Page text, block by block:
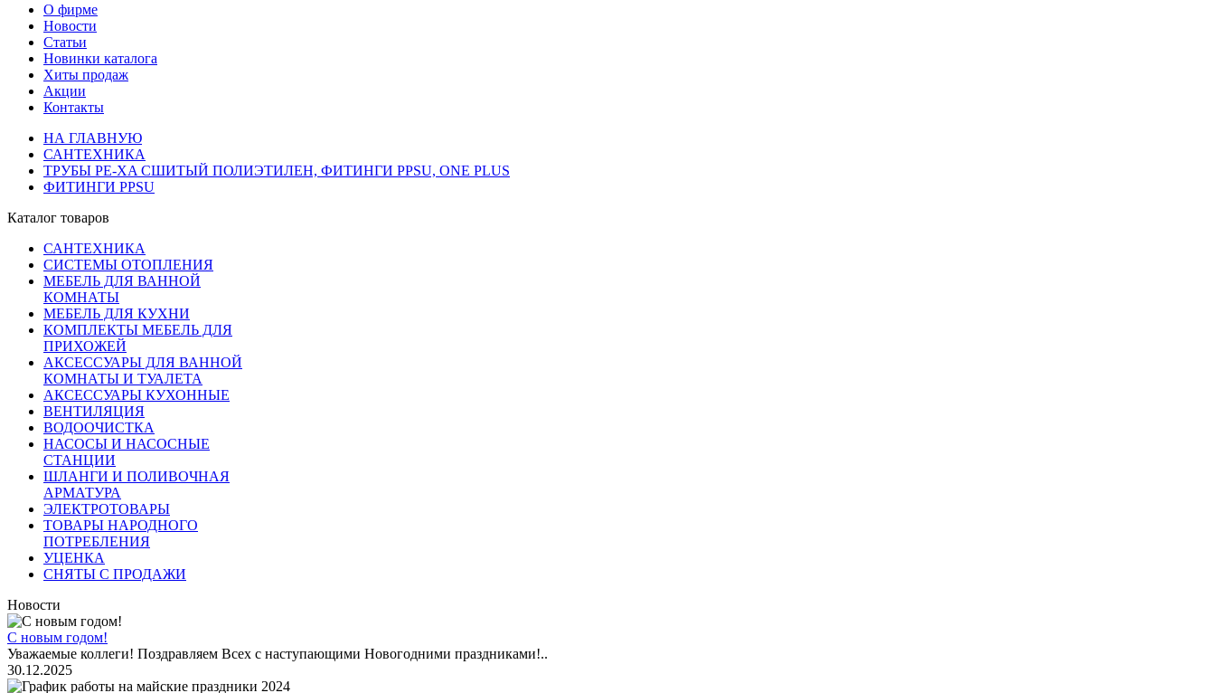
О фирме
Новости
Статьи
Новинки каталога
Хиты продаж
Акции
Контакты
НА ГЛАВНУЮ
САНТЕХНИКА
ТРУБЫ PE-XA СШИТЫЙ ПОЛИЭТИЛЕН, ФИТИНГИ PPSU, ONE PLUS
ФИТИНГИ PPSU
Каталог товаров
САНТЕХНИКА
СИСТЕМЫ ОТОПЛЕНИЯ
МЕБЕЛЬ ДЛЯ ВАННОЙ
КОМНАТЫ
МЕБЕЛЬ ДЛЯ КУХНИ
КОМПЛЕКТЫ МЕБЕЛЬ ДЛЯ
ПРИХОЖЕЙ
АКСЕССУАРЫ ДЛЯ ВАННОЙ
КОМНАТЫ И ТУАЛЕТА
АКСЕССУАРЫ КУХОННЫЕ
ВЕНТИЛЯЦИЯ
ВОДООЧИСТКА
НАСОСЫ И НАСОСНЫЕ
СТАНЦИИ
ШЛАНГИ И ПОЛИВОЧНАЯ
АРМАТУРА
ЭЛЕКТРОТОВАРЫ
ТОВАРЫ НАРОДНОГО
ПОТРЕБЛЕНИЯ
УЦЕНКА
СНЯТЫ С ПРОДАЖИ
Новости
С новым годом!
Уважаемые коллеги! Поздравляем Всех с наступающими Новогодними праздниками!..
30.12.2025